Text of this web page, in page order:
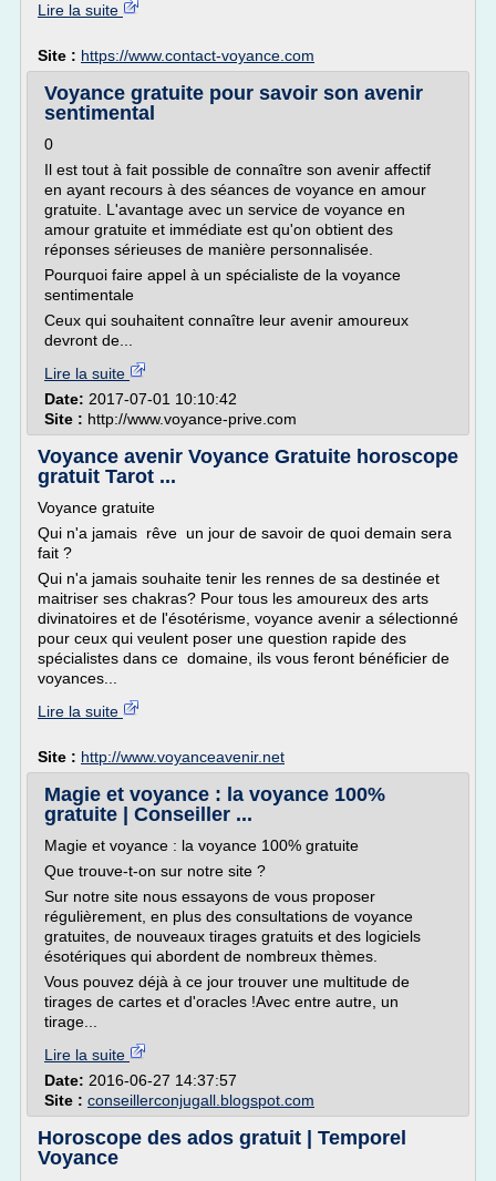
Lire la suite
Site : https://www.contact-voyance.com
Voyance gratuite pour savoir son avenir
sentimental
0
Il est tout à fait possible de connaître son avenir affectif
en ayant recours à des séances de voyance en amour
gratuite. L'avantage avec un service de voyance en
amour gratuite et immédiate est qu'on obtient des
réponses sérieuses de manière personnalisée.
Pourquoi faire appel à un spécialiste de la voyance
sentimentale
Ceux qui souhaitent connaître leur avenir amoureux
devront de...
Lire la suite
Date: 2017-07-01 10:10:42
Site : http://www.voyance-prive.com
Voyance avenir Voyance Gratuite horoscope
gratuit Tarot ...
Voyance gratuite
Qui n'a jamais rêve un jour de savoir de quoi demain sera
fait ?
Qui n'a jamais souhaite tenir les rennes de sa destinée et
maitriser ses chakras? Pour tous les amoureux des arts
divinatoires et de l'ésotérisme, voyance avenir a sélectionné
pour ceux qui veulent poser une question rapide des
spécialistes dans ce domaine, ils vous feront bénéficier de
voyances...
Lire la suite
Site : http://www.voyanceavenir.net
Magie et voyance : la voyance 100%
gratuite | Conseiller ...
Magie et voyance : la voyance 100% gratuite
Que trouve-t-on sur notre site ?
Sur notre site nous essayons de vous proposer
régulièrement, en plus des consultations de voyance
gratuites, de nouveaux tirages gratuits et des logiciels
ésotériques qui abordent de nombreux thèmes.
Vous pouvez déjà à ce jour trouver une multitude de
tirages de cartes et d'oracles !Avec entre autre, un
tirage...
Lire la suite
Date: 2016-06-27 14:37:57
Site : conseillerconjugall.blogspot.com
Horoscope des ados gratuit | Temporel
Voyance